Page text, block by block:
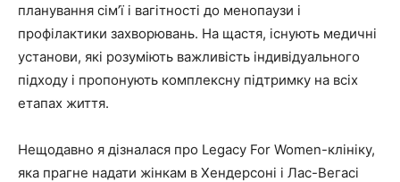
планування сім’ї і вагітності до менопаузи і
профілактики захворювань. На щастя, існують медичні
установи, які розуміють важливість індивідуального
підходу і пропонують комплексну підтримку на всіх
етапах життя.
Нещодавно я дізналася про Legacy For Women-клініку,
яка прагне надати жінкам в Хендерсоні і Лас-Вегасі